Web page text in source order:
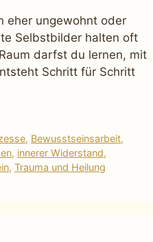
eher ungewohnt oder
Selbstbilder halten oft
darfst du lernen, mit
Schritt für Schritt
, Bewusstseinsarbeit,
, innerer Widerstand,
, Trauma und Heilung